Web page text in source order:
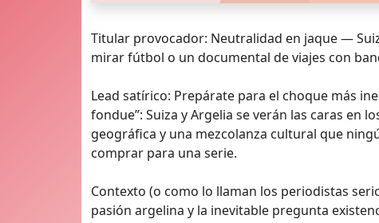
Titular provocador: Neutralidad en jaque —
mirar fútbol o un documental de viajes con
Lead satírico: Prepárate para el choque más
fondue”: Suiza y Argelia se verán las caras en
geográfica y una mezcolanza cultural que
comprar para una serie.
Contexto (o como lo llaman los periodistas
pasión argelina y la inevitable pregunta